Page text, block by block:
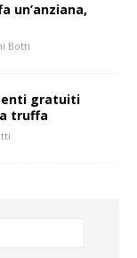
un’anziana,
Botti
gratuiti
truffa